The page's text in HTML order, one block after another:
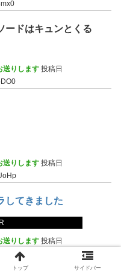
ードはキュンとくる
送りします 投稿日
送りします 投稿日
してきました
送りします 投稿日
トップ サイドバー